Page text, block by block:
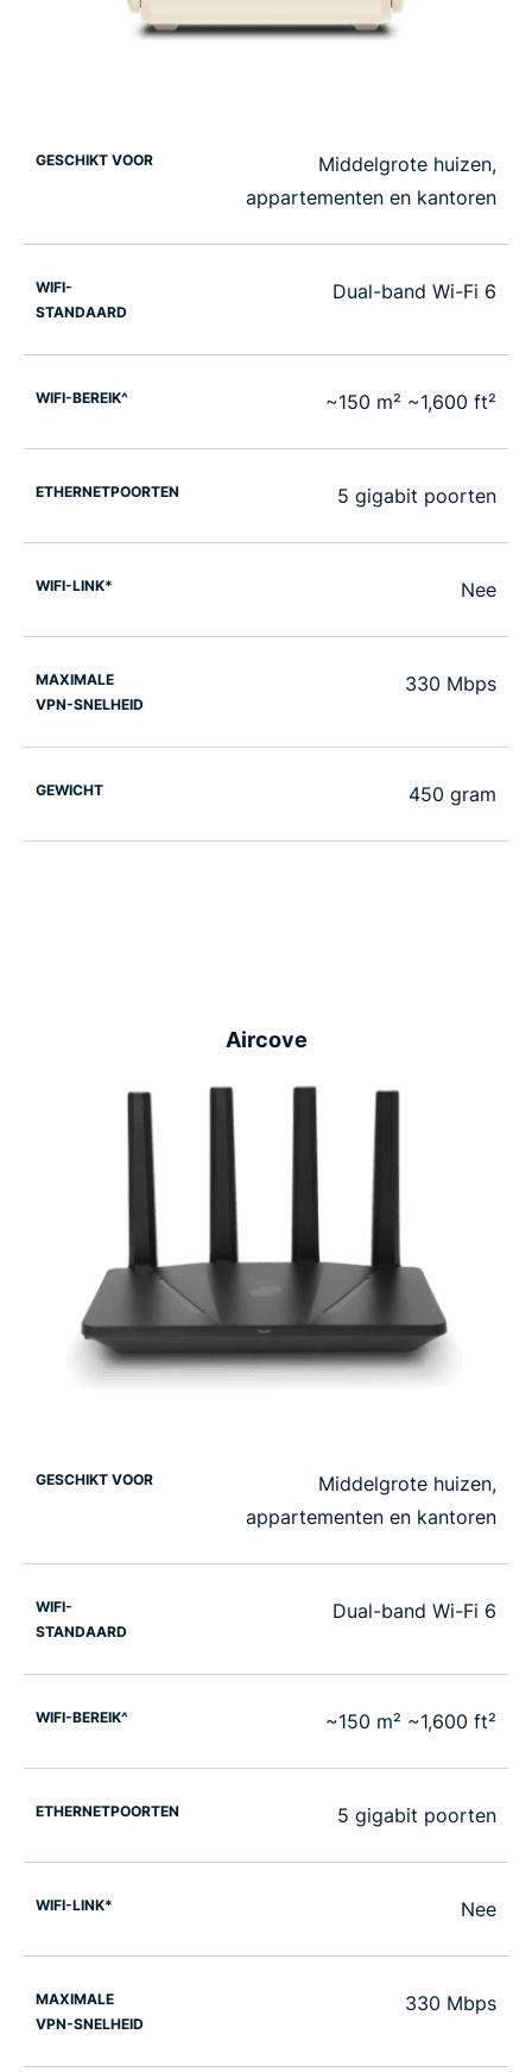
GESCHIKT VOOR
Middelgrote huizen,
appartementen en kantoren
WIFI-
STANDAARD
Dual-band Wi-Fi 6
WIFI-BEREIK^ ~150 m² ~1,600 ft²
ETHERNETPOORTEN 5 gigabit poorten
WIFI-LINK* Nee
MAXIMALE
VPN-SNELHEID
330 Mbps
GEWICHT 450 gram
Aircove
GESCHIKT VOOR
Middelgrote huizen,
appartementen en kantoren
WIFI-
STANDAARD
Dual-band Wi-Fi 6
WIFI-BEREIK^ ~150 m² ~1,600 ft²
ETHERNETPOORTEN 5 gigabit poorten
WIFI-LINK* Nee
MAXIMALE
VPN-SNELHEID
330 Mbps